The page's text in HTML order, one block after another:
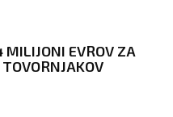
MILIJONI EVROV ZA